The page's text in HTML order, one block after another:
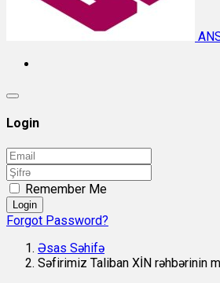
Login
Remember Me
Login
Forgot Password?
Əsas Səhifə
Səfirimiz Taliban XİN rəhbərinin